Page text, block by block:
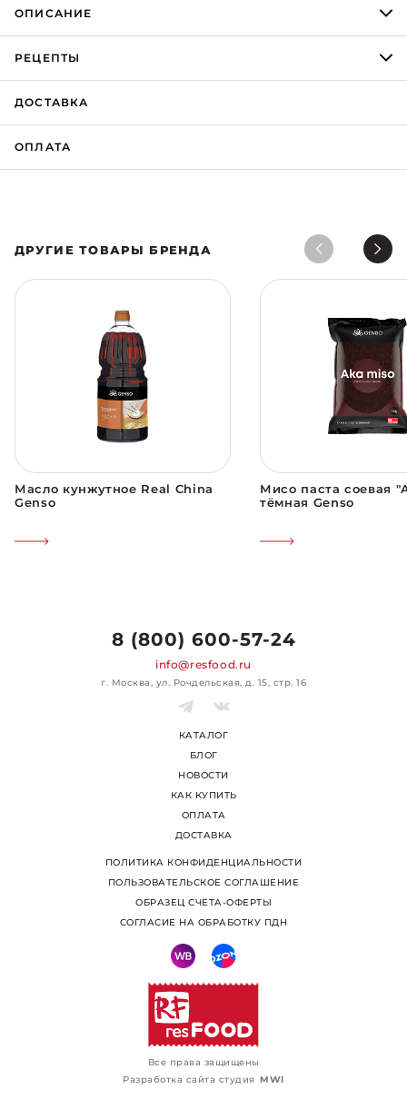
ОПИСАНИЕ
РЕЦЕПТЫ
ДОСТАВКА
ОПЛАТА
ДРУГИЕ ТОВАРЫ БРЕНДА
Масло кунжутное Real China
Genso
Мисо паста соевая
тёмная Genso
Все права защищены
Разработка сайта студияMWI
КАТАЛОГ
БЛОГ
НОВОСТИ
КАК КУПИТЬ
ОПЛАТА
ДОСТАВКА
8 (800) 600-57-24
info@resfood.ru
г. Москва, ул. Рочдельская, д. 15, стр. 16
ПОЛИТИКА КОНФИДЕНЦИАЛЬНОСТИ
ПОЛЬЗОВАТЕЛЬСКОЕ СОГЛАШЕНИЕ
ОБРАЗЕЦ СЧЕТА-ОФЕРТЫ
СОГЛАСИЕ НА ОБРАБОТКУ ПДН